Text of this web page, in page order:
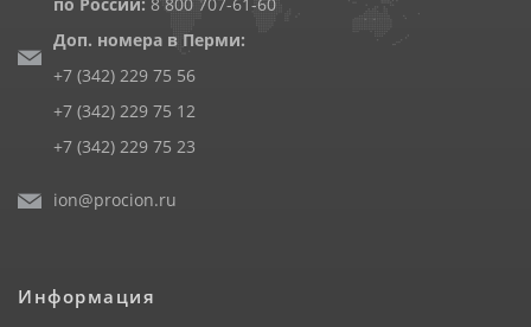
Доп. номера в Перми:
+7 (342) 229 75 56
+7 (342) 229 75 12
+7 (342) 229 75 23
ion@procion.ru
Информация